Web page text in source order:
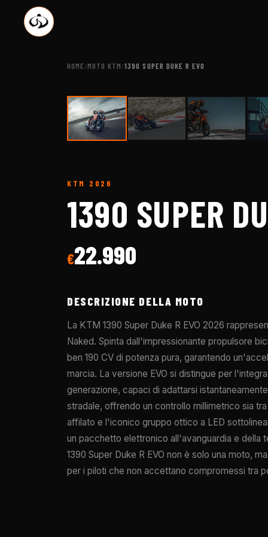
HOME /MOTO KTM /1390 SUPER DUKE R EVO
KTM 2026
1390 SUPER
€22.990
DESCRIZIONE DELLA MOTO
La KTM 1390 Super Duke R EVO 2026
Naked. Spinta dall'impressionante propulsore
ben 190 CV di potenza pura, garantendo
marcia. La versione EVO si distingue per
generazione, capaci di adattarsi
stradale, offrendo un controllo millimetrico sia
affilato e l'iconico gruppo ottico a LED
un pacchetto elettronico all'avanguardia e della
1390 Super Duke R EVO non è solo una moto,
per i piloti che non accettano compromessi tra